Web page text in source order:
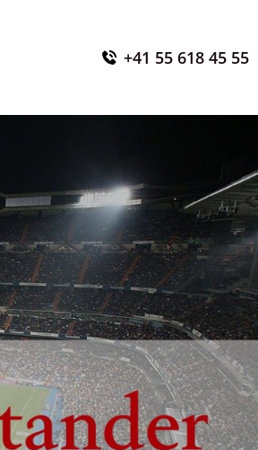
+41 55 618 45 55